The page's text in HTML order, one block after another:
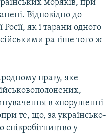
моряків, при
Відповідно до
як і тарани одного
раніше того ж
праву, яке
в «порушенні
те, що, за українсько-
у